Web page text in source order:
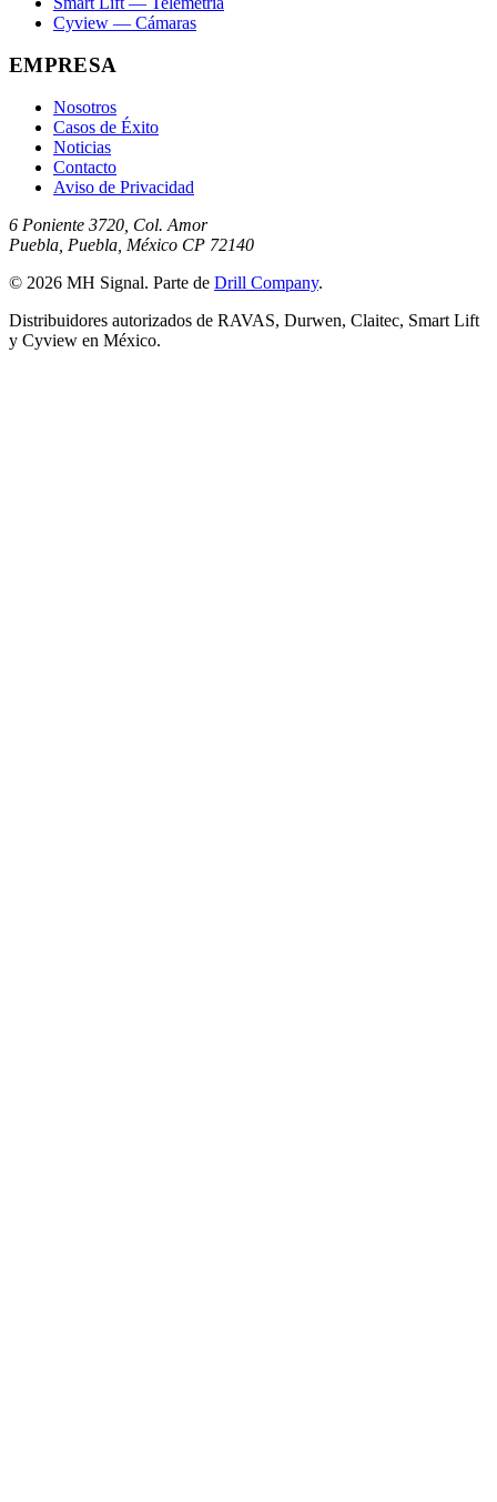
Cyview — Cámaras
EMPRESA
Nosotros
Casos de Éxito
Noticias
Contacto
Aviso de Privacidad
6 Poniente 3720, Col. Amor
Puebla, Puebla, México CP 72140
© 2026 MH Signal. Parte de Drill Company.
Distribuidores autorizados de RAVAS, Durwen, Claitec, Smart Lift
y Cyview en México.